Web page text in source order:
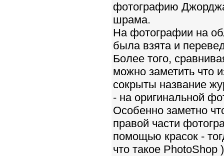
фотографию
шрама.
На фотографии на
была взята и
Более того,
можно заметить что
сокрыты название
- на оригинальной
Особенно заметно
правой части
помощью красок -
что такое PhotoShop